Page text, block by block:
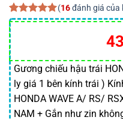
5.00trên 5
dựa trên
16
đánh giá
(16đánh giá của
là:
Gương chiếu hậu trái
ly giá 1 bên kính trái )
HONDA WAVE A/ RS/
NAM + Gắn như zin